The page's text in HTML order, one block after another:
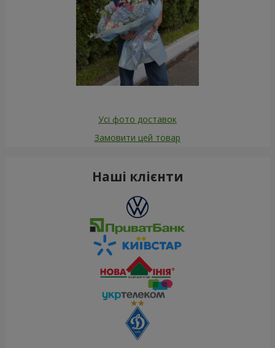
Усі фото доставок
Замовити цей товар
Наші клієнти